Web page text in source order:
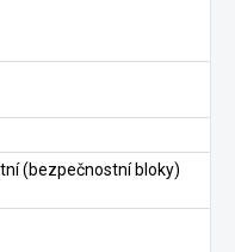
(bezpečnostní bloky)